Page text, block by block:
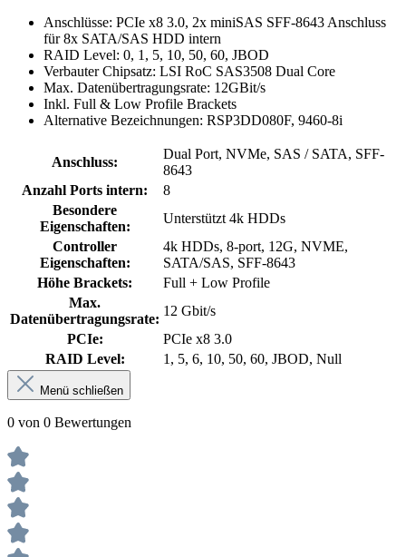
Anschlüsse: PCIe x8 3.0, 2x miniSAS SFF-8643 Anschluss
für 8x SATA/SAS HDD intern
RAID Level: 0, 1, 5, 10, 50, 60, JBOD
Verbauter Chipsatz: LSI RoC SAS3508 Dual Core
Max. Datenübertragungsrate: 12GBit/s
Inkl. Full & Low Profile Brackets
Alternative Bezeichnungen: RSP3DD080F, 9460-8i
Anschluss:
Dual Port, NVMe, SAS / SATA, SFF-
8643
Anzahl Ports intern:
8
Besondere
Eigenschaften:
Unterstützt 4k HDDs
Controller
Eigenschaften:
4k HDDs, 8-port, 12G, NVME,
SATA/SAS, SFF-8643
Höhe Brackets:
Full + Low Profile
Max.
Datenübertragungsrate:
12 Gbit/s
PCIe:
PCIe x8 3.0
RAID Level:
1, 5, 6, 10, 50, 60, JBOD, Null
Menü schließen
0 von 0 Bewertungen